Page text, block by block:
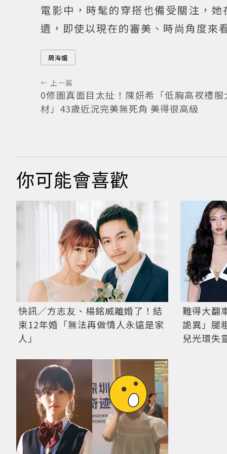
電影中，時髦的穿搭也備受關注，
遺，即使以現在的審美、時尚角度來
周海媚
← 上一篇
0修圖真面目太扯！陳妍希「低胸高衩禮服
材」43歲近況完美無死角 美得很高級
你可能會喜歡
快訊／方志友、楊銘威離婚了！結
束12年婚「無法再做情人永遠是家
人」
難得大翻
詭異」腿
兒光環失